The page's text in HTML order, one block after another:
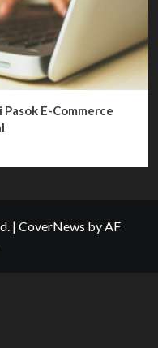
E-Commerce
| CoverNews by AF